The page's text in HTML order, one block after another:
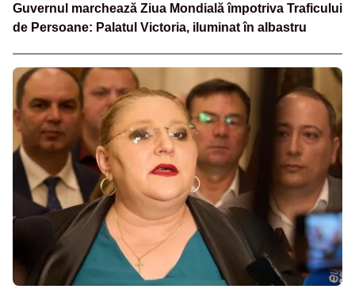
Guvernul marchează Ziua Mondială împotriva Traficului
de Persoane: Palatul Victoria, iluminat în albastru